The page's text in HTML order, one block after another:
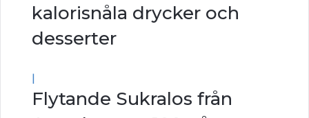
kalorisnåla drycker och
desserter
|
Flytande Sukralos från